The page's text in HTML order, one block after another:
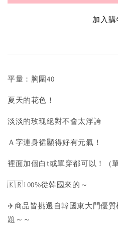
加入
平量：胸圍40
夏天的花色！
淡淡的玫瑰絕對不會太浮誇
Ａ字連身裙顯得好有元氣！
裡面加個白t或單穿都可以！（
🇰🇷100%從韓國來的～
✈️商品皆挑選自韓國東大門優
題～～